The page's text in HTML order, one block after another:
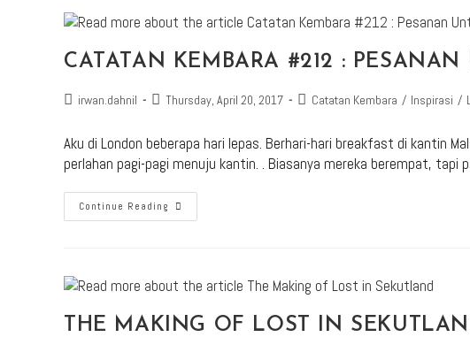
CATATAN KEMBARA #212 :
irwan.dahnil Thursday, April 20, 2017 Catatan Kembara / Inspirasi /
Aku di London beberapa hari lepas. Berhari-hari breakfast di kantin
perlahan pagi-pagi menuju kantin. . Biasanya mereka berempat, tapi
Continue Reading
THE MAKING OF LOST IN